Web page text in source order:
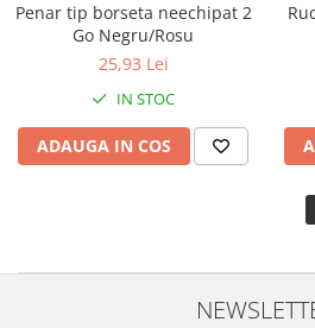
Penar tip borseta neechipat 2
Go Negru/Rosu
25,93 Lei
IN STOC
ADAUGA IN COS